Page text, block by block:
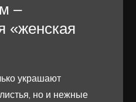
–
«женская
украшают
но и нежные